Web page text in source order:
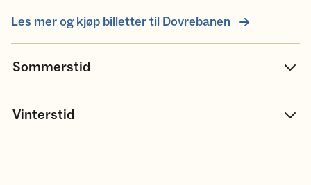
Les mer og kjøp billetter til Dovrebanen
Sommerstid
Vinterstid